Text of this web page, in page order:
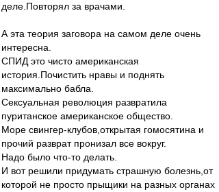
деле.Повторял за врачами.
А эта теория заговора на самом деле очень
интересна.
СПИД это чисто американская
история.Почистить нравы и поднять
максимально бабла.
Сексуальная революция развратила
пуританское американское общество.
Море свингер-клубов,открытая гомосятина и
прочий разврат пронизал все вокруг.
Надо было что-то делать.
И вот решили придумать страшную болезнь,от
которой не просто прыщики на разных органах